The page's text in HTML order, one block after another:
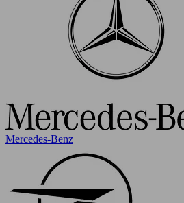
Mercedes-Benz